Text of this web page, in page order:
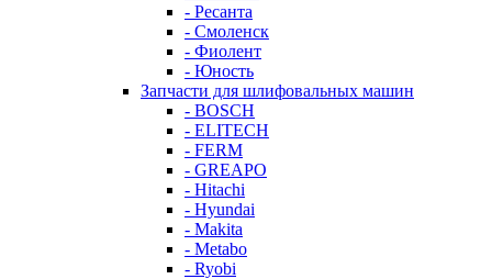
- Ресанта
- Смоленск
- Фиолент
- Юность
Запчасти для шлифовальных машин
- BOSCH
- ELITECH
- FERM
- GREAPO
- Hitachi
- Hyundai
- Makita
- Metabo
- Ryobi